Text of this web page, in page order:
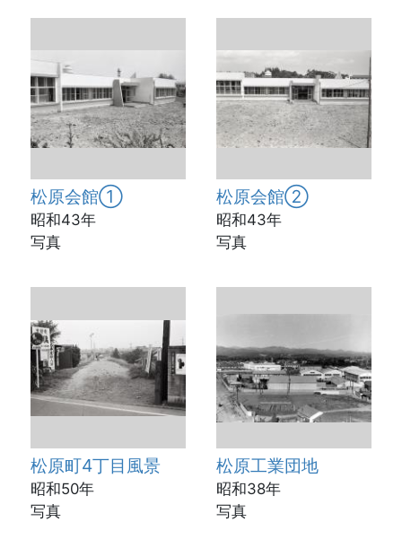
松原会館①
昭和43年
写真
松原会館②
昭和43年
写真
松原町4丁目風景
昭和50年
写真
松原工業団地
昭和38年
写真